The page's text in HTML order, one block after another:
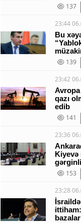
137
23:44
Bu
139
23:42
qazı
edib
141
23:36
Kiyevə
153
23:28